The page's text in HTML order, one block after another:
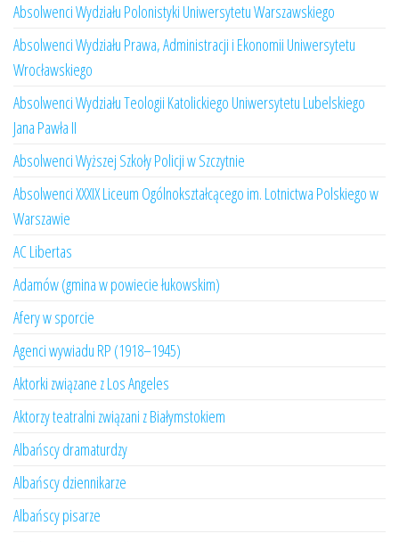
Absolwenci Wydziału Polonistyki Uniwersytetu Warszawskiego
Absolwenci Wydziału Prawa, Administracji i Ekonomii Uniwersytetu
Wrocławskiego
Absolwenci Wydziału Teologii Katolickiego Uniwersytetu Lubelskiego
Jana Pawła II
Absolwenci Wyższej Szkoły Policji w Szczytnie
Absolwenci XXXIX Liceum Ogólnokształcącego im. Lotnictwa Polskiego w
Warszawie
AC Libertas
Adamów (gmina w powiecie łukowskim)
Afery w sporcie
Agenci wywiadu RP (1918–1945)
Aktorki związane z Los Angeles
Aktorzy teatralni związani z Białymstokiem
Albańscy dramaturdzy
Albańscy dziennikarze
Albańscy pisarze